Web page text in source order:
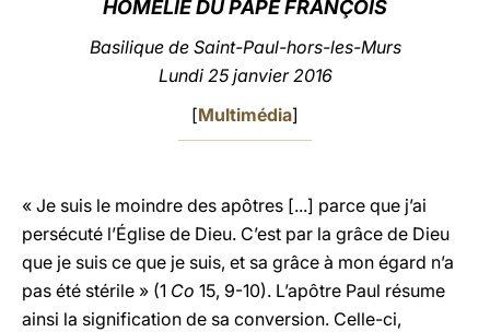
LATINE
HOMÉLIE DU PAPE FRANÇOIS
Basilique de Saint-Paul-hors-les-Murs
Lundi 25 janvier 2016
[Multimédia]
« Je suis le moindre des apôtres [...] parce que j’ai
persécuté l’Église de Dieu. C’est par la grâce de Dieu
que je suis ce que je suis, et sa grâce à mon égard n’a
pas été stérile » (1 Co 15, 9-10). L’apôtre Paul résume
ainsi la signification de sa conversion. Celle-ci,